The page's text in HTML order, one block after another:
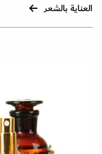
العناية بالشعر